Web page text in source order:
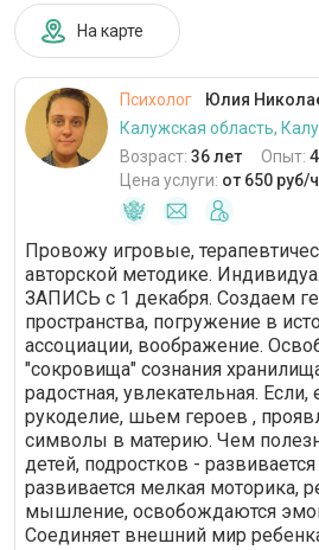
На карте
Психолог Юлия
Калужская область,
Возраст: 36 лет Опыт:
Цена услуги: от 650 руб/
Провожу игровые,
авторской методике.
ЗАПИСЬ с 1 декабря. Создаем
пространства, погружение в
ассоциации, воображение.
"сокровища" сознания
радостная, увлекательная.
рукоделие, шьем героев ,
символы в материю. Чем
детей, подростков -
развивается мелкая моторика,
мышление, освобождаются
Соединяет внешний мир